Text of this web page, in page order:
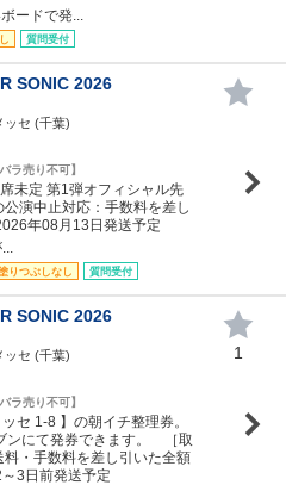
ードで発...
質問受付
SONIC 2026
ッセ (千葉)
バラ売り不可】
未定 第1弾オフィシャル先
演中止対応：手数料を差し
年08月13日発送予定
りつぶしなし 質問受付
SONIC 2026
ッセ (千葉)
バラ売り不可】
セ 1-8 】の朝イチ整理券。
ンにて発券できます。 ［取
・手数料を差し引いた全額
3日前発送予定
1